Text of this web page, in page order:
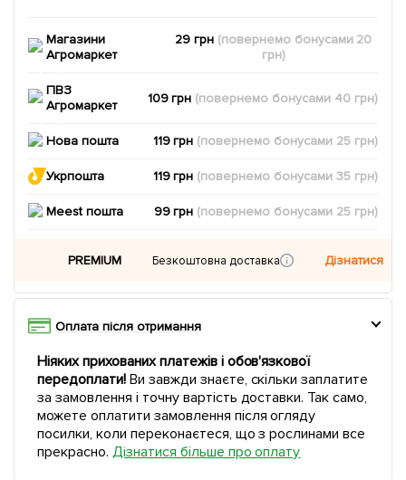
Магазини
Агромаркет
29 грн (повернемобонусами 20
грн)
ПВЗ
Агромаркет
109 грн (повернемо бонусами 40 грн)
Нова пошта 119 грн (повернемо бонусами 25 грн)
Укрпошта 119 грн (повернемо бонусами35 грн)
Meest пошта 99 грн (повернемо бонусами 25 грн)
PREMIUM Безкоштовна доставка Дізнатися
Оплата після отримання
Ніяких прихованих платежів і обов'язкової
передоплати!Ви завжди знаєте, скільки заплатите
за замовлення і точну вартість доставки. Так само,
можете оплатити замовлення після огляду
посилки, коли переконаєтеся, що з рослинами все
прекрасно. Дізнатися більше про оплату